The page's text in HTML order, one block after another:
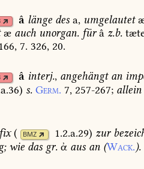
â länge des a, umgelautet
æ auch unorgan. fürâ z.b.
166, 7. 326, 20.
â interj., angehängtan
) s. Germ. 7, 257-267; allein
( BMZ 1.2.a.29) zur
wie das gr. ἀ aus an (Wack.).